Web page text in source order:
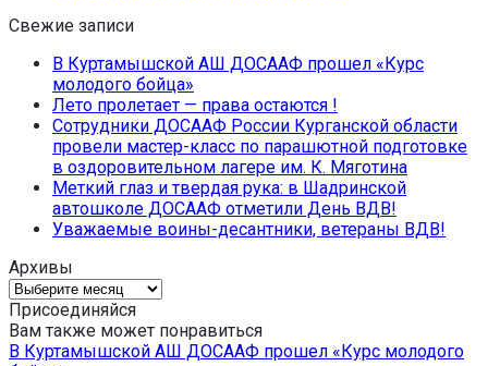
Свежие записи
В Куртамышской АШ ДОСААФ прошел «Курс
молодого бойца»
Лето пролетает — права остаются !
Сотрудники ДОСААФ России Курганской области
провели мастер-класс по парашютной подготовке
в оздоровительном лагере им. К. Мяготина
Меткий глаз и твердая рука: в Шадринской
автошколе ДОСААФ отметили День ВДВ!
Уважаемые воины-десантники, ветераны ВДВ!
Архивы
Архивы
Присоединяйся
Вам также может понравиться
В Куртамышской АШ ДОСААФ прошел «Курс молодого